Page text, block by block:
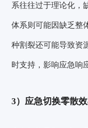
系往往过于理论化 ，
体系则可能因缺乏整
种割裂还可能导致资
时支持，影响应急响
3）应急切换零散